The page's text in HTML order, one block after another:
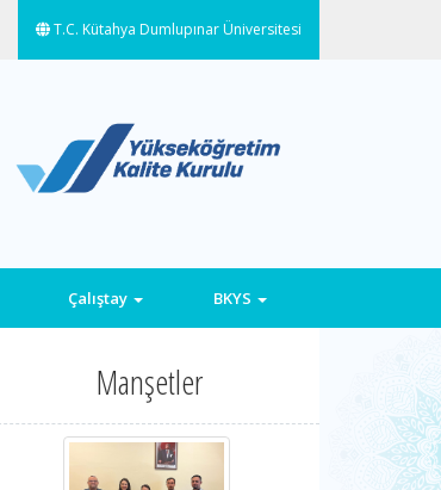
T.C. Kütahya Dumlupınar Üniversitesi
Çalıştay BKYS
Manşetler